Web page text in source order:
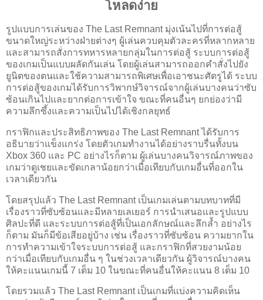
โหลดง่าย
รูปแบบการเล่นของ The Last Remnant มุ่งเน้นไปที่การต่อสู้
ขนาดใหญ่ระหว่างฝ่ายต่างๆ ผู้เล่นควบคุมตัวละครที่หลากหลาย
และสามารถสั่งการทหารหลายกลุ่มในการต่อสู้ ระบบการต่อสู้
ของเกมเป็นแบบผลัดกันเล่น โดยผู้เล่นสามารถออกคำสั่งไปยัง
ยูนิตของตนและใช้ความสามารถพิเศษเพื่อเอาชนะศัตรูได้ ระบบ
การต่อสู้ของเกมได้รับการวิพากษ์วิจารณ์จากผู้เล่นบางคนว่าซับ
ซ้อนเกินไปและยากต่อการเข้าใจ ขณะที่คนอื่นๆ ยกย่องว่ามี
ความลึกซึ้งและความเป็นไปได้เชิงกลยุทธ์
กราฟิกและประสิทธิภาพของ The Last Remnant ได้รับการ
อธิบายว่าแข็งแกร่ง โดยตัวเกมทำงานได้อย่างราบรื่นทั้งบน
Xbox 360 และ PC อย่างไรก็ตาม ผู้เล่นบางคนวิจารณ์ภาพของ
เกมว่าดูเชยและขัดเกลาน้อยกว่าเมื่อเทียบกับเกมอื่นที่ออกใน
เวลาเดียวกัน
โดยสรุปแล้ว The Last Remnant เป็นเกมเล่นตามบทบาทที่มี
เรื่องราวที่ซับซ้อนและมีหลายเลเยอร์ การนำเสนอและรูปแบบ
ศิลปะที่ดี และระบบการต่อสู้ที่เป็นเอกลักษณ์และลึกล้ำ อย่างไร
ก็ตาม มันก็มีข้อเสียอยู่บ้าง เช่น เรื่องราวที่ซับซ้อน ความยากใน
การทำความเข้าใจระบบการต่อสู้ และกราฟิกที่สวยงามน้อย
กว่าเมื่อเทียบกับเกมอื่น ๆ ในช่วงเวลาเดียวกัน ผู้วิจารณ์บางคน
ให้คะแนนเกมนี้ 7 เต็ม 10 ในขณะที่คนอื่นให้คะแนน 8 เต็ม 10
โดยรวมแล้ว The Last Remnant เป็นเกมที่แบ่งความคิดเห็น